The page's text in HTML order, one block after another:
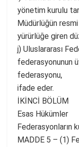
yönetim kurulu
Müdürlüğün
yürürlüğe giren
j) Uluslararası
federasyonunun
federasyonu,
ifade eder.
İKİNCİ BÖLÜM
Esas Hükümler
Federasyonların
MADDE 5 – (1)